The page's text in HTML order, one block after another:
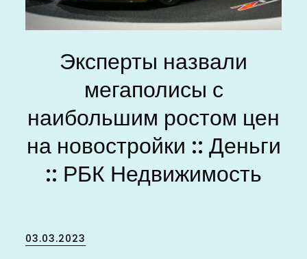
Эксперты назвали
мегаполисы с
наибольшим ростом цен
на новостройки :: Деньги
:: РБК Недвижимость
Posted
03.03.2023